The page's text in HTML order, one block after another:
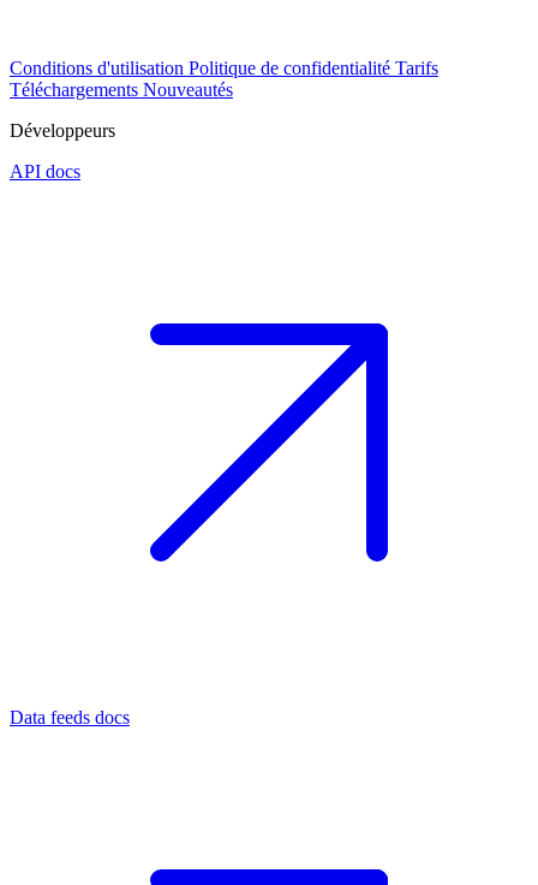
Conditions d'utilisation Politique de confidentialité Tarifs
Téléchargements Nouveautés
Développeurs
API docs
Data feeds docs